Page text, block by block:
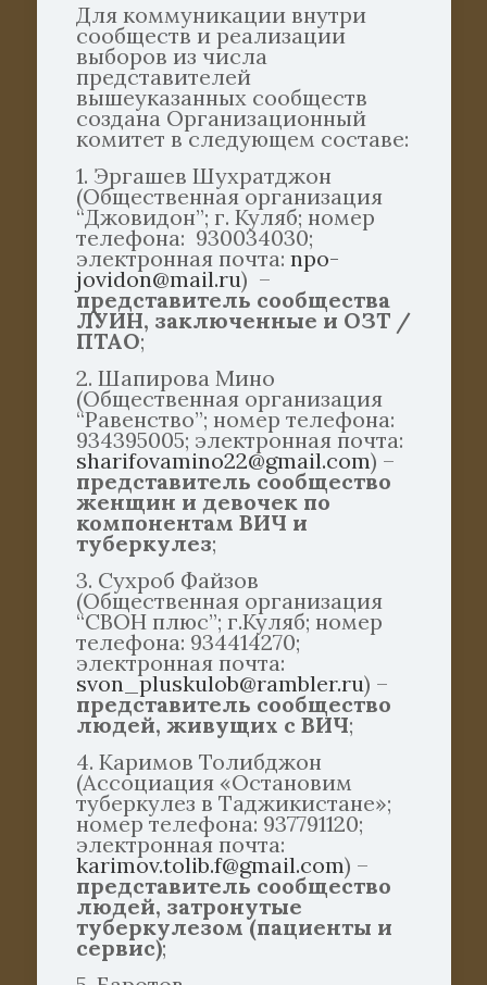
Для коммуникации внутри
сообществ и реализации
выборов из числа
представителей
вышеуказанных сообществ
создана Организационный
комитет в следующем составе:
1. Эргашев Шухратджон
(Общественная организация
“Джовидон”; г. Куляб; номер
телефона: 930034030;
электронная почта: npo-
jovidon@mail.ru) –
представитель сообщества
ЛУИН, заключенные и ОЗТ /
ПТАО;
2. Шапирова Мино
(Общественная организация
“Равенство”; номер телефона:
934395005; электронная почта:
sharifovamino22@gmail.com) –
представитель сообщество
женщин и девочек по
компонентам ВИЧ и
туберкулез;
3. Cухроб Файзов
(Общественная организация
“СВОН плюс”; г.Куляб; номер
телефона: 934414270;
электронная почта:
svon_pluskulob@rambler.ru) –
представитель сообщество
людей, живущих с ВИЧ;
4. Каримов Толибджон
(Ассоциация «Остановим
туберкулез в Таджикистане»;
номер телефона: 937791120;
электронная почта:
karimov.tolib.f@gmail.com) –
представитель сообщество
людей, затронутые
туберкулезом (пациенты и
сервис);